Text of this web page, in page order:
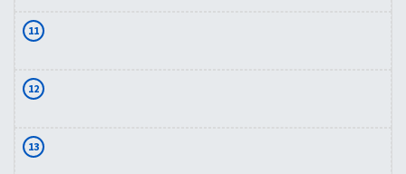
11
12
13